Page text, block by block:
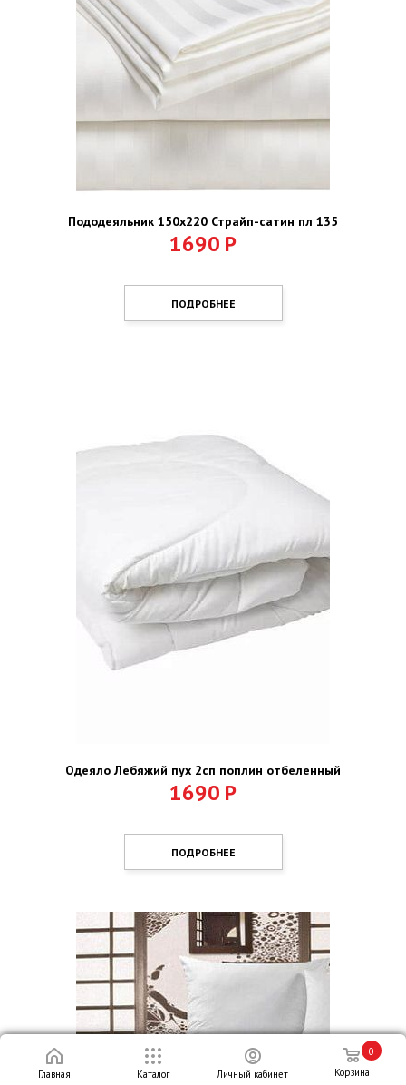
Пододеяльник 150х220 Страйп-сатин пл 135
1690 Р
ПОДРОБНЕЕ
Одеяло Лебяжий пух 2сп поплин отбеленный
1690 Р
ПОДРОБНЕЕ
Главная Каталог Личный кабинет
0
Корзина